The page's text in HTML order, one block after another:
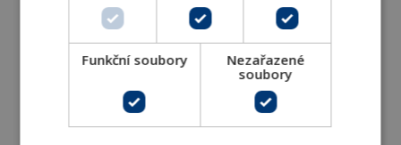
Funkční soubory
Nezařazené
soubory